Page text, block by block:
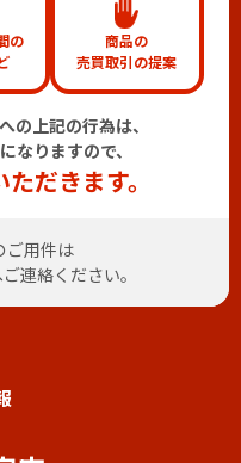
の
商品の
売買取引の提案
の上記の行為は、
なりますので、
だきます。
ご用件は
連絡ください。